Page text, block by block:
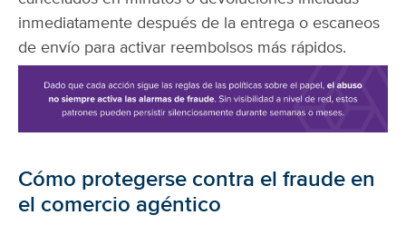
inmediatamente después de la entrega o escaneos
de envío para activar reembolsos más rápidos.
Cómo protegerse contra el fraude en
el comercio agéntico